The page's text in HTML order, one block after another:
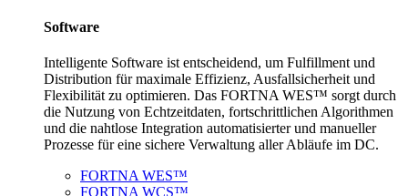
Software
Intelligente Software ist entscheidend, um Fulfillment und
Distribution für maximale Effizienz, Ausfallsicherheit und
Flexibilität zu optimieren. Das FORTNA WES™ sorgt durch
die Nutzung von Echtzeitdaten, fortschrittlichen Algorithmen
und die nahtlose Integration automatisierter und manueller
Prozesse für eine sichere Verwaltung aller Abläufe im DC.
FORTNA WES™
FORTNA WCS™